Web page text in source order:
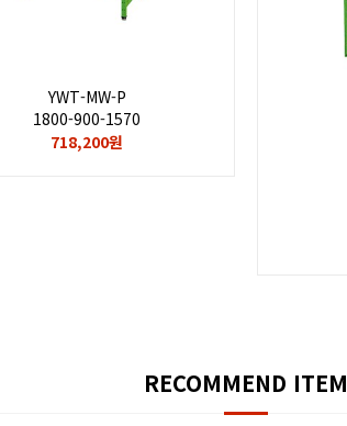
YWT-MW-P
1800-900-1570
718,200원
RECOMMEND ITEM